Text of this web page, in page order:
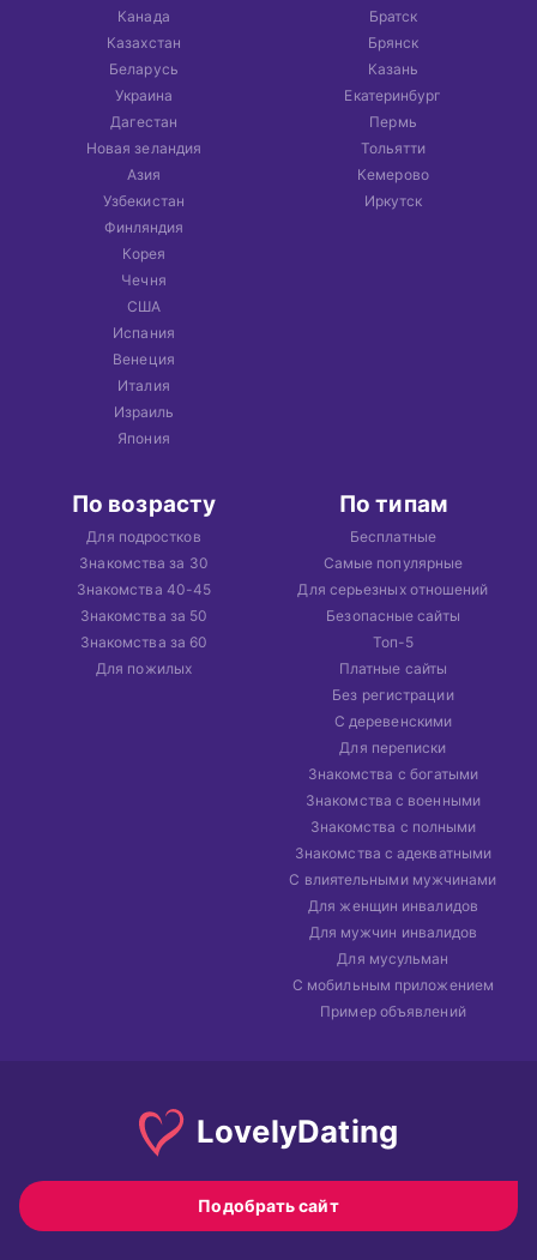
Канада
Казахстан
Беларусь
Украина
Дагестан
Новая зеландия
Азия
Узбекистан
Финляндия
Корея
Чечня
США
Испания
Венеция
Италия
Израиль
Япония
Братск
Брянск
Казань
Екатеринбург
Пермь
Тольятти
Кемерово
Иркутск
По возрасту
Для подростков
Знакомства за 30
Знакомства 40-45
Знакомства за 50
Знакомства за 60
Для пожилых
По типам
Бесплатные
Самые популярные
Для серьезных отношений
Безопасные сайты
Топ-5
Платные сайты
Без регистрации
С деревенскими
Для переписки
Знакомства с богатыми
Знакомства с военными
Знакомства с полными
Знакомства с адекватными
С влиятельными мужчинами
Для женщин инвалидов
Для мужчин инвалидов
Для мусульман
С мобильным приложением
Пример объявлений
LovelyDating
Подобрать сайт